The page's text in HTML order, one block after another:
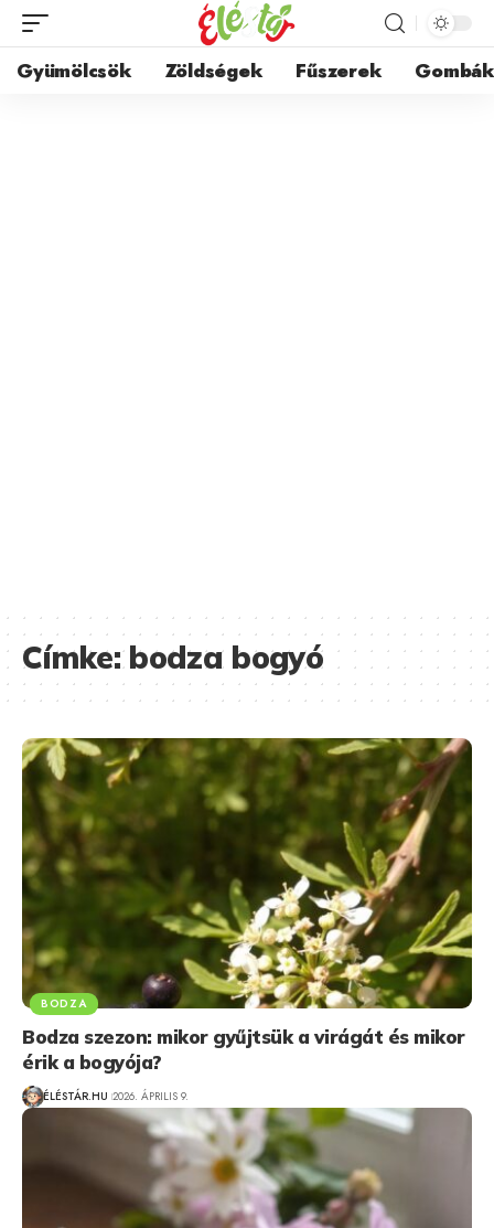
Gyümölcsök Zöldségek Fűszerek Gombák
Címke:bodza bogyó
BODZA
Bodza szezon: mikor gyűjtsük a virágát és mikor
érik a bogyója?
ÉLÉSTÁR.HU 2026. ÁPRILIS 9.